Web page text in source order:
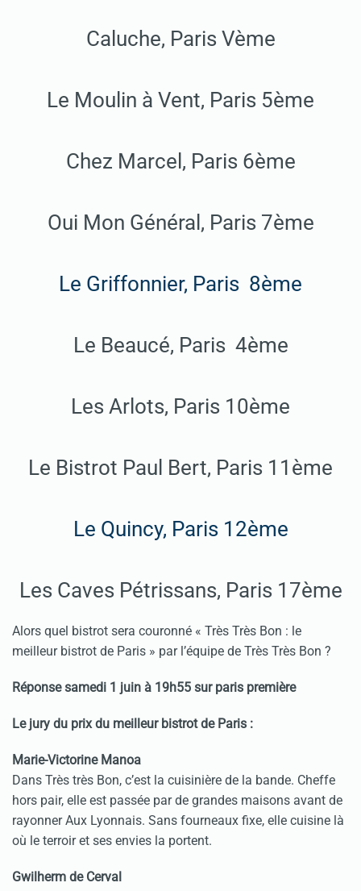
Caluche, Paris Vème
Le Moulin à Vent, Paris 5ème
Chez Marcel, Paris 6ème
Oui Mon Général, Paris 7ème
Le Griffonnier, Paris 8ème
Le Beaucé, Paris 4ème
Les Arlots, Paris 10ème
Le Bistrot Paul Bert, Paris 11ème
Le Quincy, Paris 12ème
Les Caves Pétrissans, Paris 17ème
Alors quel bistrot sera couronné « Très Très Bon : le
meilleur bistrot de Paris » par l’équipe de Très Très Bon ?
Réponse samedi 1 juin à 19h55 sur paris première
Le jury du prix du meilleur bistrot de Paris :
Marie-Victorine Manoa
Dans Très très Bon, c’est la cuisinière de la bande. Cheffe
hors pair, elle est passée par de grandes maisons avant de
rayonner Aux Lyonnais. Sans fourneaux fixe, elle cuisine là
où le terroir et ses envies la portent.
Gwilherm de Cerval